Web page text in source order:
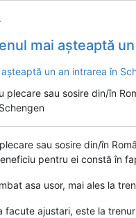
așteaptă un an
plecare sau sosire din/în
sau sosire din/în
pentru ei constă în
asa usor, mai ales la
facute ajustari, este la